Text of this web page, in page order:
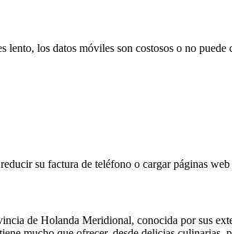
lento, los datos móviles son costosos o no
su factura de teléfono o cargar páginas
de Holanda Meridional, conocida por sus